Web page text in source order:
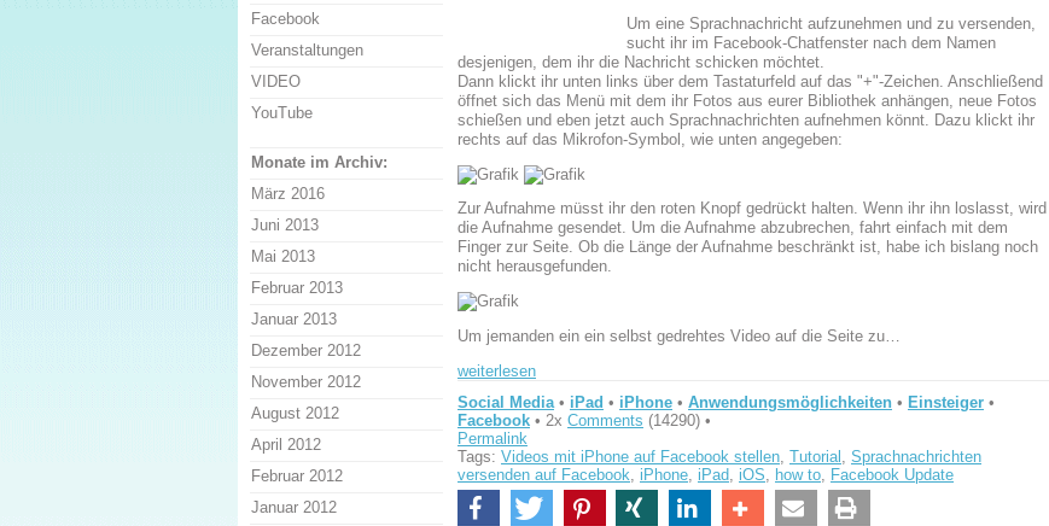
Um eine Sprachnachricht aufzunehmen und zu versenden,
sucht ihr im Facebook-Chatfenster nach dem Namen
desjenigen, dem ihr die Nachricht schicken möchtet.
Dann klickt ihr unten links über dem Tastaturfeld auf das "+"-Zeichen. Anschließend
öffnet sich das Menü mit dem ihr Fotos aus eurer Bibliothek anhängen, neue Fotos
schießen und eben jetzt auch Sprachnachrichten aufnehmen könnt. Dazu klickt ihr
rechts auf das Mikrofon-Symbol, wie unten angegeben:
Zur Aufnahme müsst ihr den roten Knopf gedrückt halten. Wenn ihr ihn loslasst, wird
die Aufnahme gesendet. Um die Aufnahme abzubrechen, fahrt einfach mit dem
Finger zur Seite. Ob die Länge der Aufnahme beschränkt ist, habe ich bislang noch
nicht herausgefunden.
Um jemanden ein ein selbst gedrehtes Video auf die Seite zu…
weiterlesen
Social Media • iPad • iPhone • Anwendungsmöglichkeiten • Einsteiger •
Facebook • 2x Comments (14290) •
Permalink
Tags: Videos mit iPhone auf Facebook stellen Tutorial
Sprachnachrichten
versenden auf Facebook iPhone iPad iOS how to Facebook Update
Facebook
Veranstaltungen
VIDEO
YouTube
Monate im Archiv:
März 2016
Juni 2013
Mai 2013
Februar 2013
Januar 2013
Dezember 2012
November 2012
August 2012
April 2012
Februar 2012
Januar 2012